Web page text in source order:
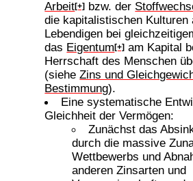
Arbeit[+] bzw. der
die kapitalistischen Kulturen
Lebendigen bei
das Eigentum[+] am Kapital
Herrschaft des Menschen
(sieheZins und
Bestimmung).
Eine systematische
Gleichheit der Vermögen:
Zunächst das
durch die massive
Wettbewerbs und
anderen Zinsarten und